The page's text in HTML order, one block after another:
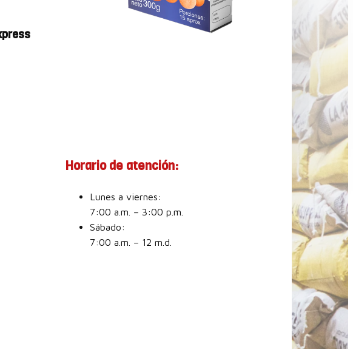
Horario de atención:
Lunes a viernes:
7:00 a.m. – 3:00 p.m.
Sábado:
7:00 a.m. – 12 m.d.